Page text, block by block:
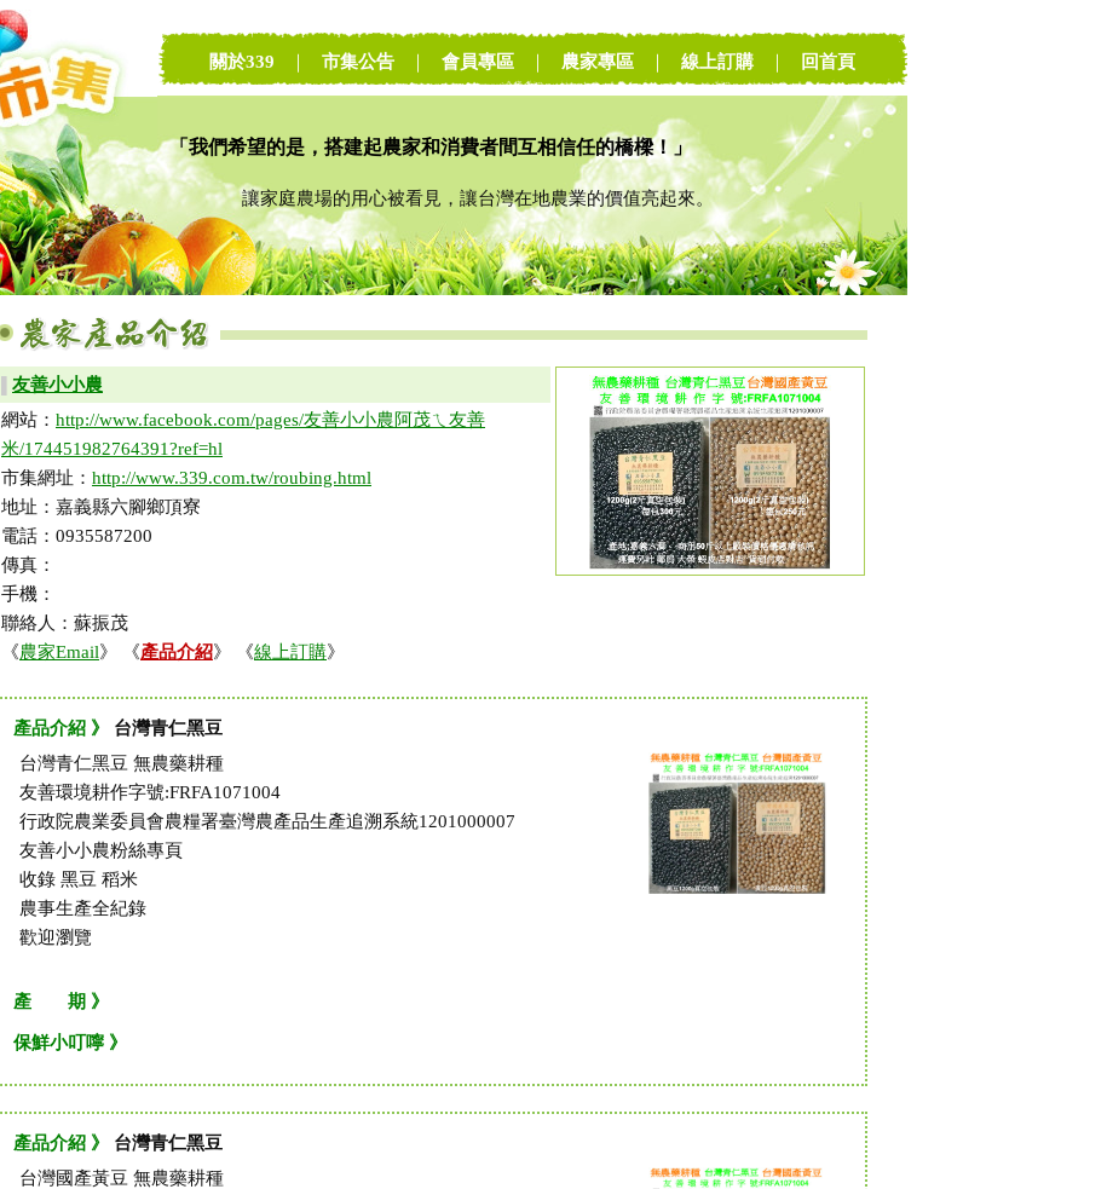
「我們希望的是，搭建起農家和消費者間互相信任的橋樑！」
讓家庭農場的用心被看見，讓台灣在地農業的價值亮起來。
關於339 市集公告 會員專區 農家專區 線上訂購 回首頁
友善小小農
網站： http://www.facebook.com/pages/友善小小農阿茂ㄟ友善
米/174451982764391?ref=hl
市集網址： http://www.339.com.tw/roubing.html
地址：嘉義縣六腳鄉頂寮
電話：0935587200
傳真：
手機：
聯絡人：蘇振茂
《農家Email》 《產品介紹》 《線上訂購》
產品介紹 》
台灣青仁黑豆
台灣青仁黑豆 無農藥耕種
友善環境耕作字號:FRFA1071004
行政院農業委員會農糧署臺灣農產品生產追溯系統1201000007
友善小小農粉絲專頁
收錄 黑豆 稻米
農事生產全紀錄
歡迎瀏覽
產 期 》
保鮮小叮嚀 》
產品介紹 》
台灣青仁黑豆
台灣國產黃豆 無農藥耕種